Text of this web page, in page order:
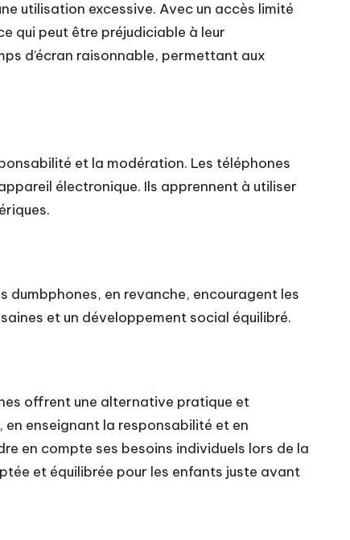
utilisation excessive. Avec un accès limité
qui peut être préjudiciable à leur
d’écran raisonnable, permettant aux
et la modération. Les téléphones
électronique. Ils apprennent à utiliser
dumbphones, en revanche, encouragent les
et un développement social équilibré.
offrent une alternative pratique et
enseignant la responsabilité et en
en compte ses besoins individuels lors de la
et équilibrée pour les enfants juste avant